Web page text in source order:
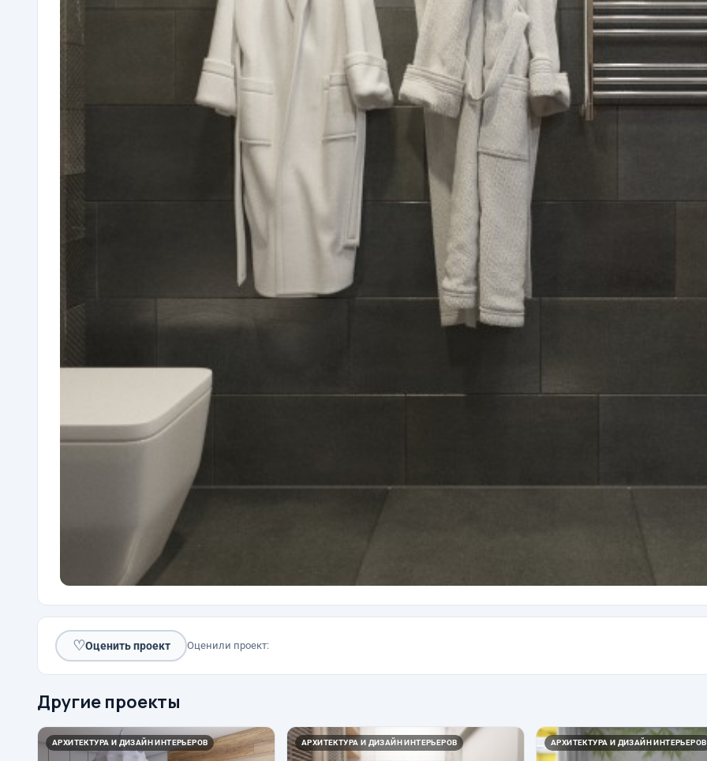
♡Оценить проект Оценили проект:
Другие проекты
АРХИТЕКТУРА И ДИЗАЙН ИНТЕРЬЕРОВ АРХИТЕКТУРА И ДИЗАЙН ИНТЕРЬЕРОВ АРХИТЕКТУРА И ДИЗАЙН ИНТЕРЬЕРОВ